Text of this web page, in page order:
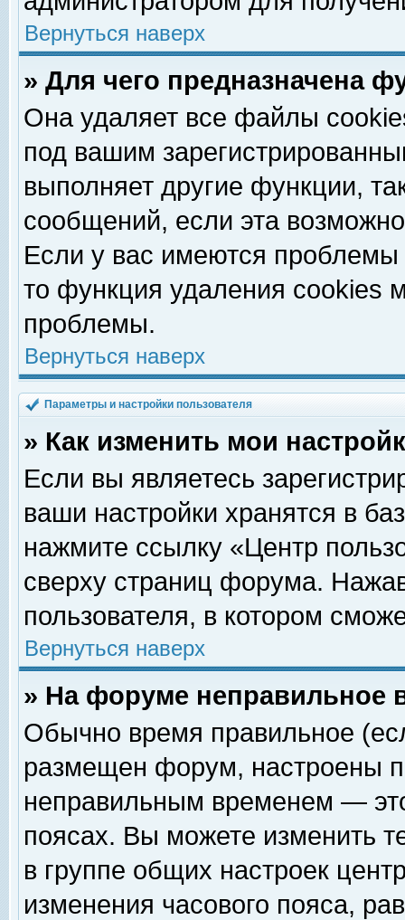
Вернуться наверх
» Для чего предназначена
Она удаляет все файлы
под вашим
выполняет другие функции,
сообщений, если эта
Если у вас имеются
то функция удаления cookies
проблемы.
Вернуться наверх
Параметры и настройки пользователя
» Как изменить мои
Если вы являетесь
ваши настройки хранятся в
нажмите ссылку «Центр
сверху страниц форума.
пользователя, в котором
Вернуться наверх
» На форуме неправильное
Обычно время правильное
размещен форум, настроены
неправильным временем —
поясах. Вы можете изменить
в группе общих настроек
изменения часового пояса,